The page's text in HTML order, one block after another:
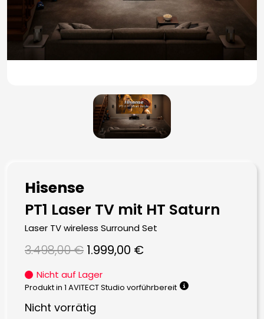
Hisense
PT1 Laser TV mit HT Saturn
Laser TV wireless Surround Set
3.498,00€ Ursprünglicher
war:
3.498,00 €
1.999,00 €Aktueller
ist:
Nicht auf Lager
Produkt in 1 AVITECT Studio vorführbereit
Nicht vorrätig